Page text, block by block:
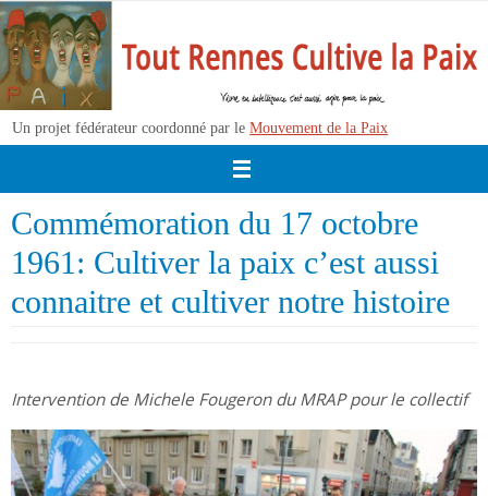
Passer
vers
le
contenu
Un projet fédérateur coordonné par leMouvement de la Paix
Commémoration du 17 octobre
1961: Cultiver la paix c’est aussi
connaitre et cultiver notre histoire
Intervention de Michele Fougeron du MRAP pour le collectif